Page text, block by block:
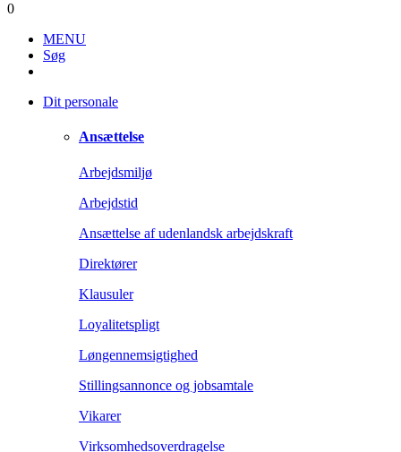
0
MENU
Søg
Dit personale
Ansættelse
Arbejdsmiljø
Arbejdstid
Ansættelse af udenlandsk arbejdskraft
Direktører
Klausuler
Loyalitetspligt
Løngennemsigtighed
Stillingsannonce og jobsamtale
Vikarer
Virksomhedsoverdragelse